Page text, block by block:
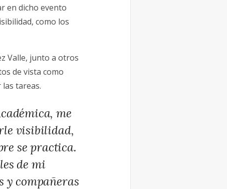
en dicho evento
como los
Valle, junto a otros
de vista como
tareas.
me
visibilidad,
se practica.
de mi
y compañeras